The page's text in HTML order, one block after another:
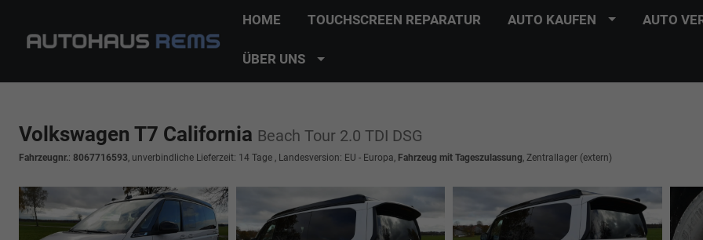
HOME TOUCHSCREEN REPARATUR AUTO KAUFEN AUTO
ÜBER UNS
Volkswagen T7 California Beach Tour 2.0 TDI DSG
Fahrzeugnr.: 8067716593, unverbindliche Lieferzeit: 14 Tage , Landesversion: EU - Europa, Fahrzeug mit Tageszulassung, Zentrallager (extern)